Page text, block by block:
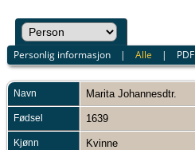
Personlig informasjon |Alle | PDF
Navn Marita Johannesdtr.
Fødsel 1639
Kjønn Kvinne